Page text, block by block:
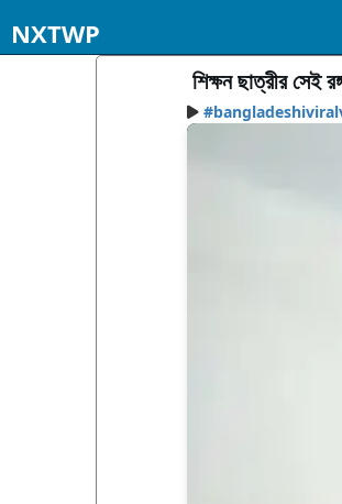
NXTWP
শিক্ষন ছাত্রীর সেই